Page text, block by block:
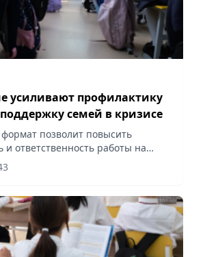
усиливают профилактику
семей в кризисе
позволит повысить
и ответственность работы на
Vecher.kz.